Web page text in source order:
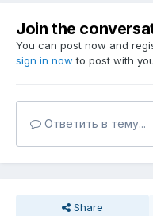
Join the
You can post now and
sign in now to post with
Ответить в тему...
Share